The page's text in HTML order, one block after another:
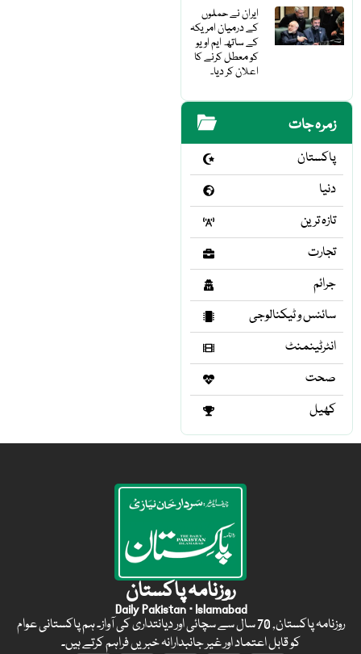
ایران نے حملوں
کے درمیان امریکہ
کے ساتھ ایم او یو
کو معطل کرنے کا
اعلان کر دیا۔
زمرہ جات
پاکستان
دنیا
تازہ ترین
تجارت
جرائم
سائنس و ٹیکنالوجی
انٹرٹینمنٹ
صحت
کھیل
روزنامہ پاکستان
Daily Pakistan · Islamabad
روزنامہ پاکستان, 70 سال سے سچائی اور دیانتداری کی آواز۔ ہم پاکستانی عوام
کو قابل اعتماد اور غیر جانبدارانہ خبریں فراہم کرتے ہیں۔